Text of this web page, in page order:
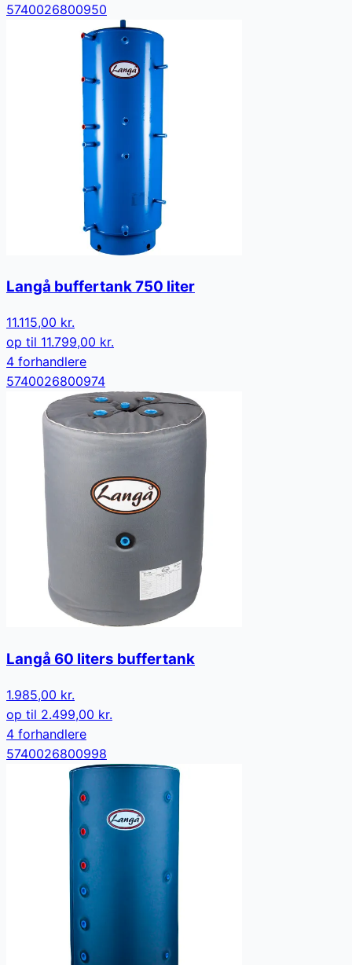
5740026800950
Langå buffertank 750 liter
11.115,00 kr.
op til 11.799,00 kr.
4 forhandlere
5740026800974
Langå 60 liters buffertank
1.985,00 kr.
op til 2.499,00 kr.
4 forhandlere
5740026800998